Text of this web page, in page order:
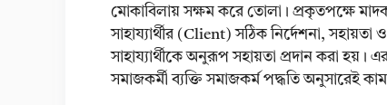
মোকাবিলায় সক্ষম করে তোলা। প্রকৃতপক্ষে
সাহায্যার্থীর (Client) সঠিক নির্দেশনা,
সাহায্যার্থীকে অনুরূপ সহায়তা প্রদান করা হয়।
সমাজকর্মী ব্যক্তি সমাজকর্ম পদ্ধতি অনুসারেই